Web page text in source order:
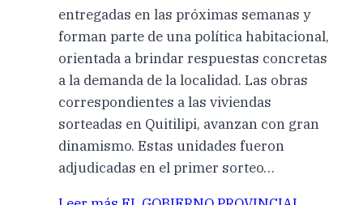
entregadas en las próximas semanas y
forman parte de una política habitacional,
orientada a brindar respuestas concretas
a la demanda de la localidad. Las obras
correspondientes a las viviendas
sorteadas en Quitilipi, avanzan con gran
dinamismo. Estas unidades fueron
adjudicadas en el primer sorteo…